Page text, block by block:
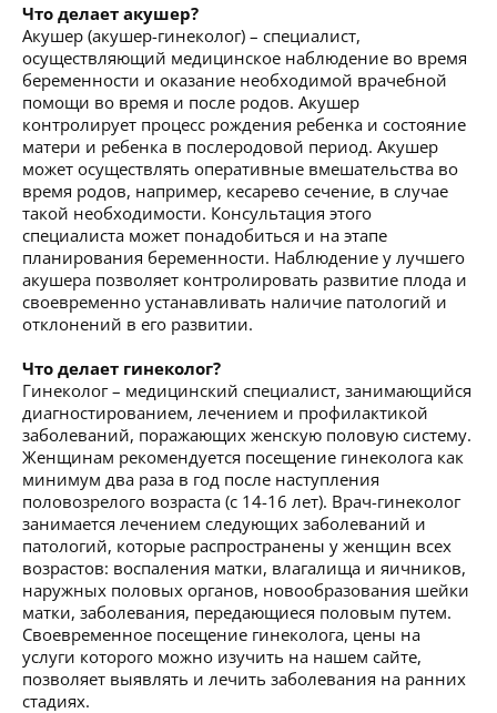
Что делает акушер?
Акушер (акушер-гинеколог) – специалист,
осуществляющий медицинское наблюдение во время
беременности и оказание необходимой врачебной
помощи во время и после родов. Акушер
контролирует процесс рождения ребенка и состояние
матери и ребенка в послеродовой период. Акушер
может осуществлять оперативные вмешательства во
время родов, например, кесарево сечение, в случае
такой необходимости. Консультация этого
специалиста может понадобиться и на этапе
планирования беременности. Наблюдение у лучшего
акушера позволяет контролировать развитие плода и
своевременно устанавливать наличие патологий и
отклонений в его развитии.
Что делает гинеколог?
Гинеколог – медицинский специалист, занимающийся
диагностированием, лечением и профилактикой
заболеваний, поражающих женскую половую систему.
Женщинам рекомендуется посещение гинеколога как
минимум два раза в год после наступления
половозрелого возраста (с 14-16 лет). Врач-гинеколог
занимается лечением следующих заболеваний и
патологий, которые распространены у женщин всех
возрастов: воспаления матки, влагалища и яичников,
наружных половых органов, новообразования шейки
матки, заболевания, передающиеся половым путем.
Своевременное посещение гинеколога, цены на
услуги которого можно изучить на нашем сайте,
позволяет выявлять и лечить заболевания на ранних
стадиях.